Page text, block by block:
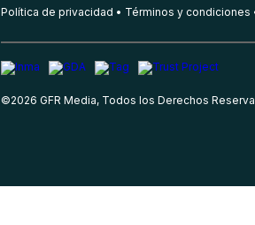
Política de privacidad Términos y condiciones
©2026 GFR Media, Todos los Derechos